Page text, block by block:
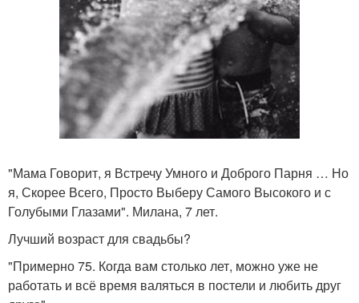
"Мама Говорит, я Встречу Умного и Доброго Парня … Но
я, Скорее Всего, Просто Выберу Самого Высокого и с
Голубыми Глазами". Милана, 7 лет.
Лучший возраст для свадьбы?
"Примерно 75. Когда вам столько лет, можно уже не
работать и всё время валяться в постели и любить друг